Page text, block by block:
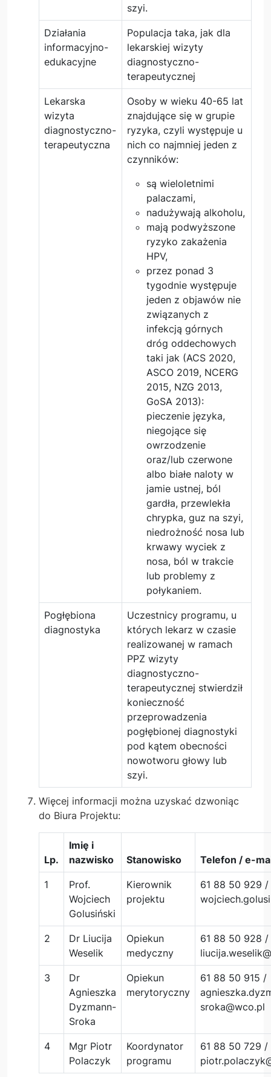
szyi.
Działania
informacyjno-
edukacyjne
Populacja taka, jak dla
lekarskiej wizyty
diagnostyczno-
terapeutycznej
Lekarska
wizyta
diagnostyczno-
terapeutyczna
Osoby w wieku 40-65 lat
znajdujące się w grupie
ryzyka, czyli występuje u
nich co najmniej jeden z
czynników:
są wieloletnimi
palaczami,
nadużywają alkoholu,
mają podwyższone
ryzyko zakażenia
HPV,
przez ponad 3
tygodnie występuje
jeden z objawów nie
związanych z
infekcją górnych
dróg oddechowych
taki jak (ACS 2020,
ASCO 2019, NCERG
2015, NZG 2013,
GoSA 2013):
pieczenie języka,
niegojące się
owrzodzenie
oraz/lub czerwone
albo białe naloty w
jamie ustnej, ból
gardła, przewlekła
chrypka, guz na szyi,
niedrożność nosa lub
krwawy wyciek z
nosa, ból w trakcie
lub problemy z
połykaniem.
Pogłębiona
diagnostyka
Uczestnicy programu, u
których lekarz w czasie
realizowanej w ramach
PPZ wizyty
diagnostyczno-
terapeutycznej stwierdził
konieczność
przeprowadzenia
pogłębionej diagnostyki
pod kątem obecności
nowotworu głowy lub
szyi.
Więcej informacji można uzyskać dzwoniąc
do Biura Projektu:
Lp.
Imię i
nazwisko
Stanowisko Telefon / e-
1
Prof.
Wojciech
Golusiński
Kierownik
projektu
61 88 50 929 /
2
Dr Liucija
Weselik
Opiekun
medyczny
61 88 50 928 /
3
Dr
Agnieszka
Dyzmann-
Sroka
Opiekun
merytoryczny
61 88 50 915 /
sroka@wco.pl
4
Mgr Piotr
Polaczyk
Koordynator
programu
61 88 50 729 /